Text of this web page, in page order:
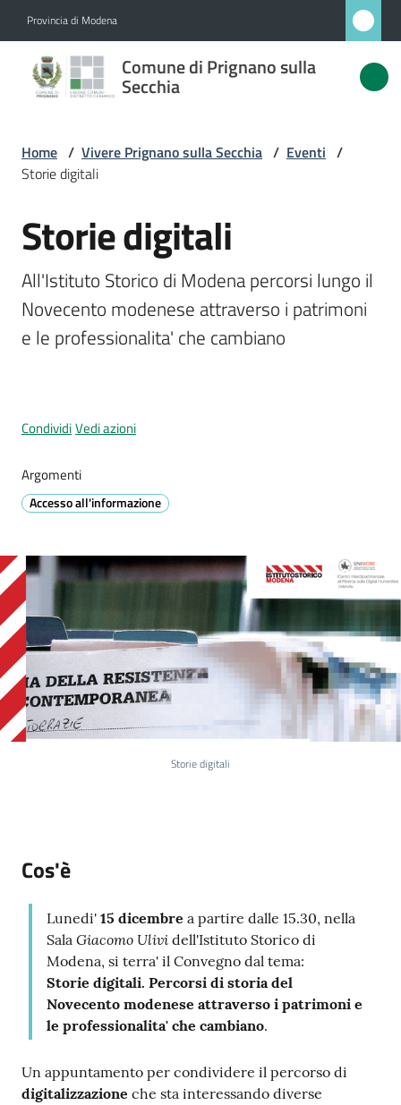
Provincia di Modena
Comune di Prignano sulla
Secchia
Comune
di
sulla
Secchia
Amministrazione
Novità
Servizi
sulla
Menu selezionato
P
e
n
o
t
a
z
i
p
o
Home / Vivere Prignano sulla Secchia / Eventi /
Storie digitali
Salta al contenuto
Storie digitali
All'Istituto Storico di Modena percorsi lungo il
Novecento modenese attraverso i patrimoni
e le professionalita' che cambiano
CondividiVedi azioni
Argomenti
Accesso all'informazione
Storie digitali
Cos'è
Lunedi' 15 dicembre a partire dalle 15.30, nella
Sala Giacomo Ulivi dell'Istituto Storico di
Modena, si terra' il Convegno dal tema:
Storie digitali. Percorsi di storia del
Novecento modenese attraverso i patrimoni e
le professionalita' che cambiano.
Un appuntamento per condividere il percorso di
digitalizzazione che sta interessando diverse